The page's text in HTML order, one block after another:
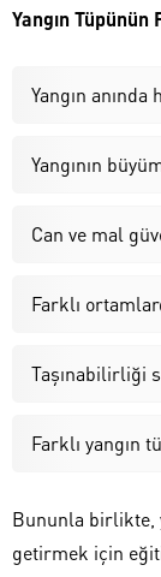
Yangın Tüpünün
Yangın anında
Yangının
Can ve mal
Farklı
Taşınabilirliği
Farklı yangın
Bununla birlikte,
getirmek için